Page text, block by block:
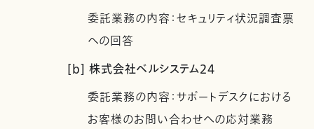
委託業務の内容：セキュリティ状況調査票
への回答
[b] 株式会社ベルシステム24
委託業務の内容：サポートデスクにおける
お客様のお問い合わせへの応対業務